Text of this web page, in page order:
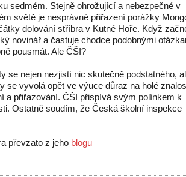
sedmém. Stejně ohrožující a nebezpečné v
světě je nesprávné přiřazení porážky
dolování stříbra v Kutné Hoře. Když
novinář a častuje chodce podobnými
pousmát. Ale ČŠI?
se nejen nezjistí nic skutečně podstatného,
se vyvolá opět ve výuce důraz na holé
a přiřazování. ČŠI přispívá svým polínkem k
Ostatně soudím, že Česká školní inspekce
převzato z jeho blogu